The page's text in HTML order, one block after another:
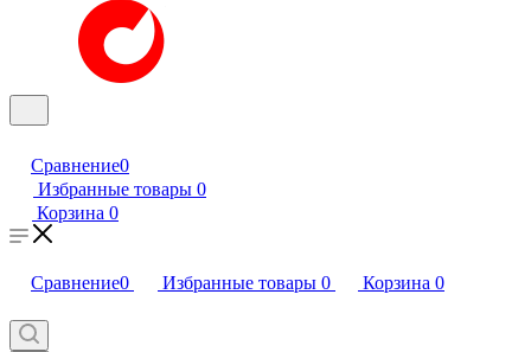
Сравнение0
Избранные товары 0
Корзина 0
Сравнение0 Избранные товары 0 Корзина 0